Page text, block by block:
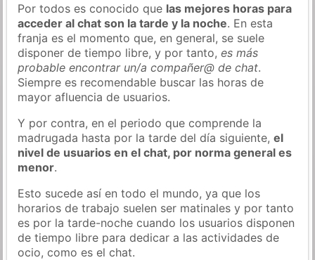
Por todos es conocido que las mejores horas para
acceder al chat son la tarde y la noche. En esta
franja es el momento que, en general, se suele
disponer de tiempo libre, y por tanto,es más
probable encontrar un/a compañer@ de chat.
Siempre es recomendable buscar las horas de
mayor afluencia de usuarios.
Y por contra, en el periodo que comprende la
madrugada hasta por la tarde del día siguiente,el
nivel de usuarios en el chat, por norma general es
menor.
Esto sucede así en todo el mundo, ya que los
horarios de trabajo suelen ser matinales y por tanto
es por la tarde-noche cuando los usuarios disponen
de tiempo libre para dedicar a las actividades de
ocio, como es el chat.